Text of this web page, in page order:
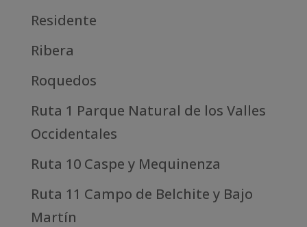
Residente
Ribera
Roquedos
Ruta 1 Parque Natural de los Valles
Occidentales
Ruta 10 Caspe y Mequinenza
Ruta 11 Campo de Belchite y Bajo
Martín